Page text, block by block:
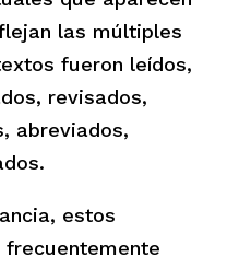
las múltiples
fueron leídos,
revisados,
abreviados,
estos
frecuentemente